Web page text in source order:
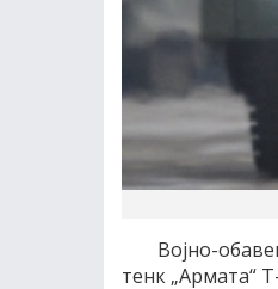
Војно-
тенк „Армата“